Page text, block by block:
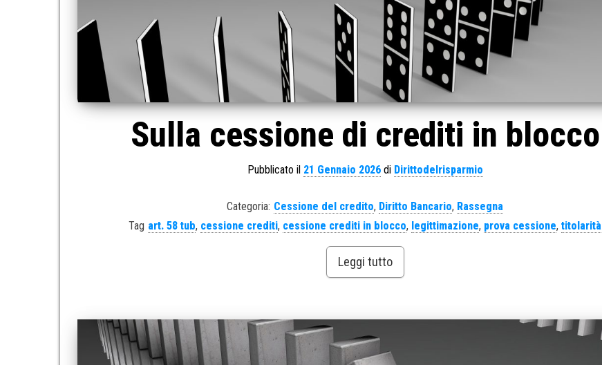
Sulla cessione di crediti in blocco
Pubblicato il 21 Gennaio 2026di Dirittodelrisparmio
Categoria: Cessione del credito, Diritto Bancario, Rassegna
Tag art. 58 tub, cessione crediti, cessione crediti in blocco, legittimazione, prova cessione,titolarità
Leggi tutto